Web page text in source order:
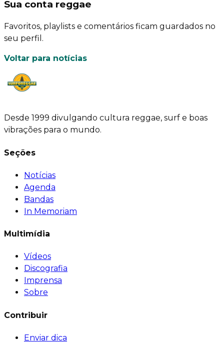
Sua conta reggae
Favoritos, playlists e comentários ficam guardados no
seu perfil.
Voltar para notícias
Desde 1999 divulgando cultura reggae, surf e boas
vibrações para o mundo.
Seções
Notícias
Agenda
Bandas
In Memoriam
Multimídia
Vídeos
Discografia
Imprensa
Sobre
Contribuir
Enviar dica